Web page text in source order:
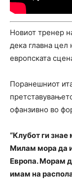
Новиот тренер
дека главна цел
европската
Поранешниот
офанзивно во
“Клубот ги
Милам мора да
Европа. Морам
имам на